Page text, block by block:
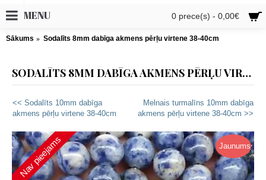
0 prece(s) - 0,00€
MENU
Sākums Sodalīts 8mm dabīga akmens pērļu virtene 38-40cm
SODALĪTS 8MM DABĪGA AKMENS PĒRĻU VIRTENE 38-40CM
<< Sodalīts 10mm dabīga
akmens pērļu virtene 38-40cm
Melnais turmalīns 10mm dabīga
akmens pērļu virtene 38-40cm >>
Jaunums
Nav pieejams